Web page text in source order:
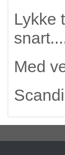
Lykke
Med